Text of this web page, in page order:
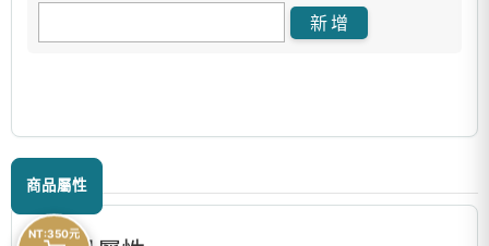
商品屬性
NT:350元